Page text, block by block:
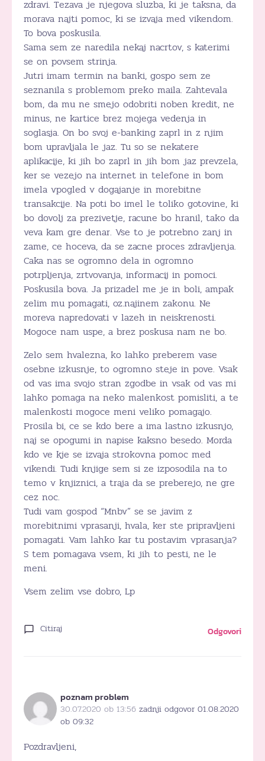
zdravi. Tezava je njegova sluzba, ki je taksna, da
morava najti pomoc, ki se izvaja med vikendom.
To bova poskusila.
Sama sem ze naredila nekaj nacrtov, s katerimi
se on povsem strinja.
Jutri imam termin na banki, gospo sem ze
seznanila s problemom preko maila. Zahtevala
bom, da mu ne smejo odobriti noben kredit, ne
minus, ne kartice brez mojega vedenja in
soglasja. On bo svoj e-banking zaprl in z njim
bom upravljala le jaz. Tu so se nekatere
aplikacije, ki jih bo zaprl in jih bom jaz prevzela,
ker se vezejo na internet in telefone in bom
imela vpogled v dogajanje in morebitne
transakcije. Na poti bo imel le toliko gotovine, ki
bo dovolj za prezivetje, racune bo hranil, tako da
veva kam gre denar. Vse to je potrebno zanj in
zame, ce hoceva, da se zacne proces zdravljenja.
Caka nas se ogromno dela in ogromno
potrpljenja, zrtvovanja, informacij in pomoci.
Poskusila bova. Ja prizadel me je in boli, ampak
zelim mu pomagati, oz.najinem zakonu. Ne
moreva napredovati v lazeh in neiskrenosti.
Mogoce nam uspe, a brez poskusa nam ne bo.
Zelo sem hvalezna, ko lahko preberem vase
osebne izkusnje, to ogromno steje in pove. Vsak
od vas ima svojo stran zgodbe in vsak od vas mi
lahko pomaga na neko malenkost pomisliti, a te
malenkosti mogoce meni veliko pomagajo.
Prosila bi, ce se kdo bere a ima lastno izkusnjo,
naj se opogumi in napise kaksno besedo. Morda
kdo ve kje se izvaja strokovna pomoc med
vikendi. Tudi knjige sem si ze izposodila na to
temo v knjiznici, a traja da se preberejo, ne gre
cez noc.
Tudi vam gospod “Mnbv” se se javim z
morebitnimi vprasanji, hvala, ker ste pripravljeni
pomagati. Vam lahko kar tu postavim vprasanja?
S tem pomagava vsem, ki jih to pesti, ne le
meni.
Vsem zelim vse dobro, Lp
Citiraj Odgovori
poznam problem
30.07.2020 ob 13:56 zadnji odgovor 01.08.2020
ob 09:32
Pozdravljeni,